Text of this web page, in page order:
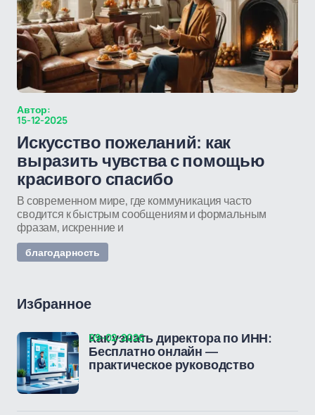
Автор:
15-12-2025
Искусство пожеланий: как
выразить чувства с помощью
красивого спасибо
В современном мире, где коммуникация часто
сводится к быстрым сообщениям и формальным
фразам, искренние и
благодарность
Избранное
Как узнать директора по ИНН:
Бесплатно онлайн —
практическое руководство
09-02-2026